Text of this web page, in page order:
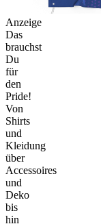
Anzeige
Das
brauchst
Du
für
den
Pride!
Von
Shirts
und
Kleidung
über
Accessoires
und
Deko
bis
hin